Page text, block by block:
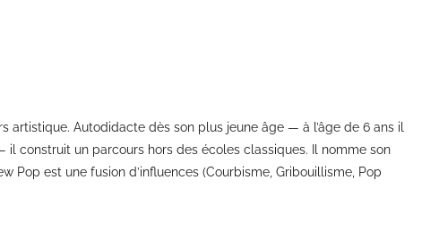
artistique. Autodidacte dès son plus jeune âge — à l’âge de 6 ans il
construit un parcours hors des écoles classiques. Il nomme son
Pop est une fusion d’influences (Courbisme, Gribouillisme, Pop